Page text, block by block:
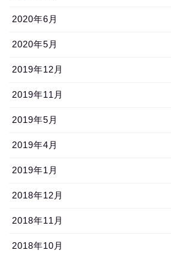
2020年6月
2020年5月
2019年12月
2019年11月
2019年5月
2019年4月
2019年1月
2018年12月
2018年11月
2018年10月